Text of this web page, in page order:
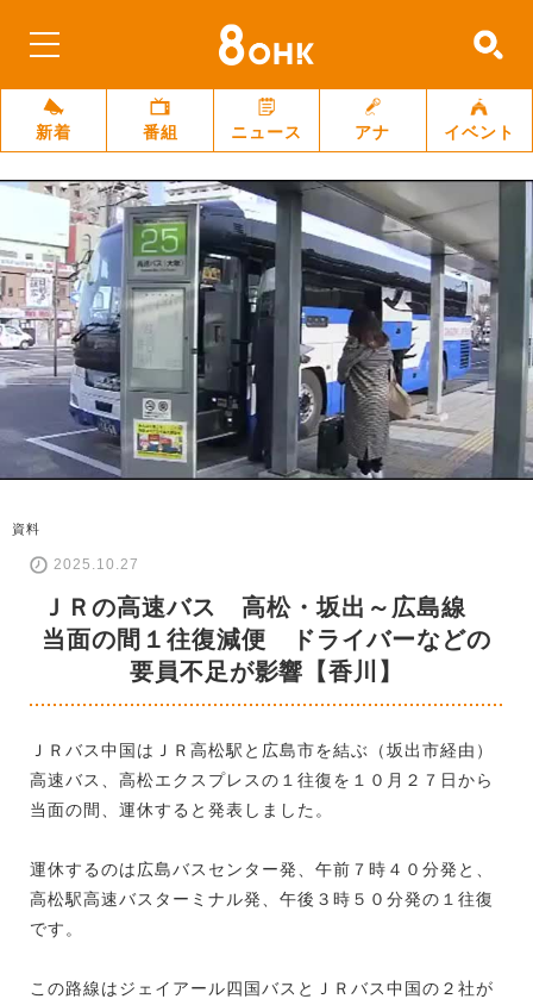
新着 番組 ニュース アナ イベント
資料
2025.10.27
ＪＲの高速バス 高松・坂出～広島線
当面の間１往復減便 ドライバーなどの
要員不足が影響【香川】
ＪＲバス中国はＪＲ高松駅と広島市を結ぶ（坂出市経由）
高速バス、高松エクスプレスの１往復を１０月２７日から
当面の間、運休すると発表しました。
運休するのは広島バスセンター発、午前７時４０分発と、
高松駅高速バスターミナル発、午後３時５０分発の１往復
です。
この路線はジェイアール四国バスとＪＲバス中国の２社が